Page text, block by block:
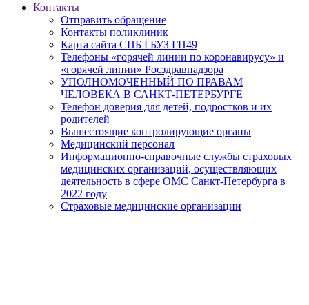
Контакты
Отправить обращение
Контакты поликлиник
Карта сайта СПБ ГБУЗ ГП49
Телефоны «горячей линии по коронавирусу» и
«горячей линии» Росздравнадзора
УПОЛНОМОЧЕННЫЙ ПО ПРАВАМ
ЧЕЛОВЕКА В САНКТ-ПЕТЕРБУРГЕ
Телефон доверия для детей, подростков и их
родителей
Вышестоящие контролирующие органы
Медицинский персонал
Информационно-справочные службы страховых
медицинских организаций, осуществляющих
деятельность в сфере ОМС Санкт-Петербурга в
2022 году
Страховые медицинские организации